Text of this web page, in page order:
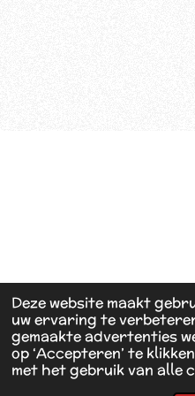
Deze website maakt
uw ervaring te
gemaakte advertenties
op ‘Accepteren’ te
met het gebruik van alle